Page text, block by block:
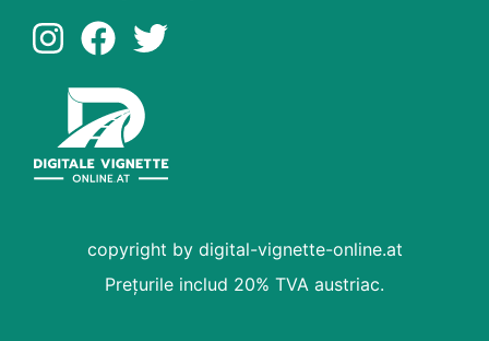
copyright by digital-vignette-online.at
Prețurile includ 20% TVA austriac.